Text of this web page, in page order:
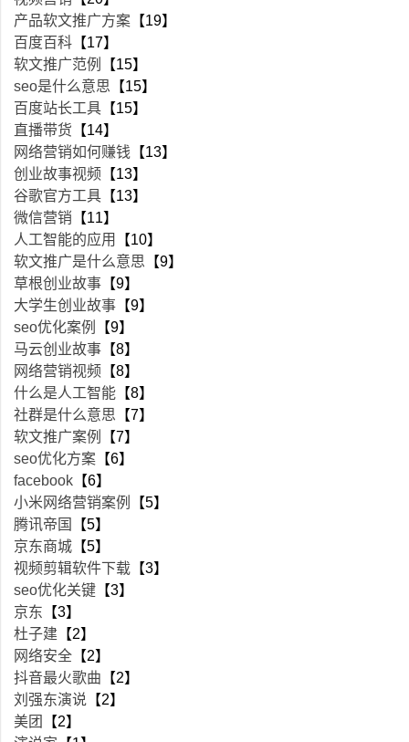
产品软文推广方案 【19】
百度百科 【17】
软文推广范例
【15】
seo是什么意思 【15】
百度站长工具 【15】
直播带货 【14】
网络营销如何赚钱 【13】
创业故事视频 【13】
谷歌官方工具 【13】
微信营销 【11】
人工智能的应用
【10】
软文推广是什么意思 【9】
草根创业故事 【9】
大学生创业故事 【9】
seo优化案例
【9】
马云创业故事 【8】
网络营销视频 【8】
什么是人工智能 【8】
社群是什么意思 【7】
软文推广案例
【7】
seo优化方案 【6】
facebook 【6】
小米网络营销案例
【5】
腾讯帝国
【5】
京东商城 【5】
视频剪辑软件下载 【3】
seo优化关键 【3】
京东 【3】
杜子建 【2】
网络安全 【2】
抖音最火歌曲 【2】
刘强东演说 【2】
美团
【2】